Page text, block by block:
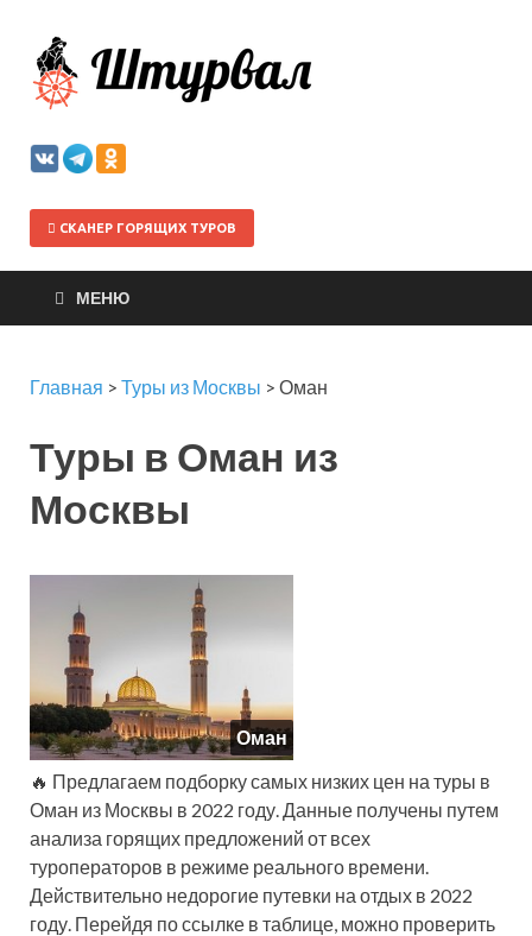
СКАНЕР ГОРЯЩИХ ТУРОВ
МЕНЮ
Главная > Туры из Москвы > Оман
Туры в Оман из
Москвы
Оман
🔥 Предлагаем подборку самых низких цен на туры в
Оман из Москвы в 2022 году. Данные получены путем
анализа горящих предложений от всех
туроператоров в режиме реального времени.
Действительно недорогие путевки на отдых в 2022
году. Перейдя по ссылке в таблице, можно проверить